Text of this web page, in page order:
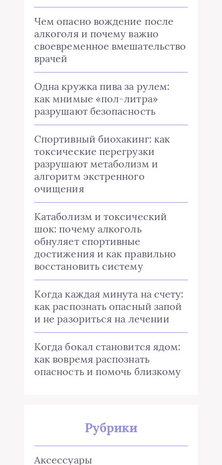
Чем опасно вождение после
алкоголя и почему важно
своевременное вмешательство
врачей
Одна кружка пива за рулем:
как мнимые «пол-литра»
разрушают безопасность
Спортивный биохакинг: как
токсические перегрузки
разрушают метаболизм и
алгоритм экстренного
очищения
Катаболизм и токсический
шок: почему алкоголь
обнуляет спортивные
достижения и как правильно
восстановить систему
Когда каждая минута на счету:
как распознать опасный запой
и не разориться на лечении
Когда бокал становится ядом:
как вовремя распознать
опасность и помочь близкому
Рубрики
Аксессуары